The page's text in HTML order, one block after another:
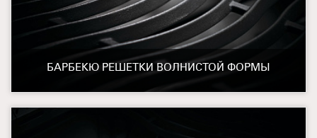
БАРБЕКЮ РЕШЕТКИ ВОЛНИСТОЙ ФОРМЫ